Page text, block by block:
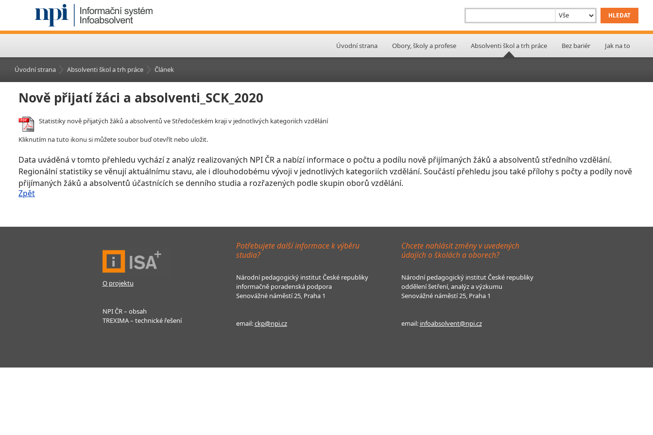
Úvodní strana Obory, školy a profese Absolventi škol a trh práce Bez bariér Jak na to
Úvodní strana Absolventi škol a trh práce Článek
Nově přijatí žáci a absolventi_SCK_2020
Statistiky nově přijatých žáků a absolventů ve Středočeském kraji v jednotlivých kategoriích vzdělání
Kliknutím na tuto ikonu si můžete soubor buď otevřít nebo uložit.
Data uváděná v tomto přehledu vychází z analýz realizovaných NPI ČR a nabízí informace o počtu a podílu nově přijímaných žáků a absolventů středního vzdělání.
Regionální statistiky se věnují aktuálnímu stavu, ale i dlouhodobému vývoji v jednotlivých kategoriích vzdělání. Součástí přehledu jsou také přílohy s počty a podíly nově
přijímaných žáků a absolventů účastnících se denního studia a rozřazených podle skupin oborů vzdělání.
Zpět
O projektu
NPI ČR – obsah
TREXIMA – technické řešení
Potřebujete další informace k výběru
studia?
Národní pedagogický institut České republiky
informačně poradenská podpora
Senovážné náměstí 25, Praha 1
email:ckp@npi.cz
Chcete nahlásit změny v uvedených
údajích o školách a oborech?
Národní pedagogický institut České republiky
oddělení šetření, analýz a výzkumu
Senovážné náměstí 25, Praha 1
email: infoabsolvent@npi.cz